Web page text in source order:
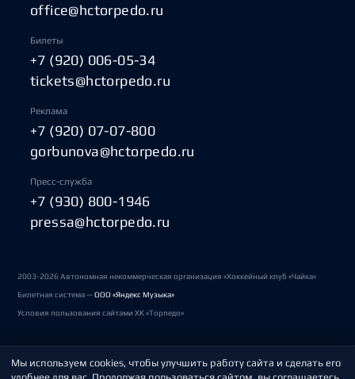
office@hctorpedo.ru
Билеты
+7 (920) 006-05-34
tickets@hctorpedo.ru
Реклама
+7 (920) 07-07-800
gorbunova@hctorpedo.ru
Пресс-служба
+7 (930) 800-1946
pressa@hctorpedo.ru
2003-2026 Автономная некоммерческая организация «Хоккейный клуб «Чайка»
Билетная система —ООО «Яндекс Музыка»
Условия пользования сайтами ХК «Торпедо»
Политика обработки персональных данных
Мы используем cookies, чтобы улучшить работу сайта и сделать его